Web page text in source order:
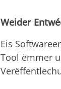
Weider
Eis
Tool ëmmer